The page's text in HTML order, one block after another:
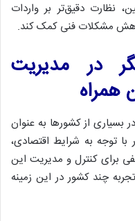
نظارت دقیق‌تر بر واردات
مشکلات فنی کمک کند.
در مدیریت
همراه
بسیاری از کشورها به عنوان
به شرایط اقتصادی،
برای کنترل و مدیریت این
چند کشور در این زمینه